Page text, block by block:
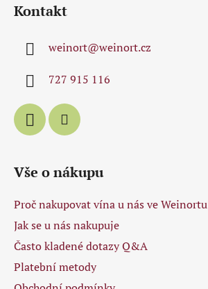
s
Kontakt
weinort@weinort.cz
727 915 116
Vše o nákupu
Proč nakupovat vína u nás ve Weinortu
Jak se u nás nakupuje
Často kladené dotazy Q&A
Platební metody